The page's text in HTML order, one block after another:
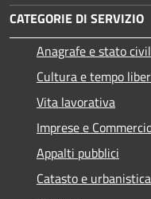
CATEGORIE DI SERVIZIO
Anagrafe e stato
Cultura e tempo
Vita lavorativa
Imprese e
Appalti pubblici
Catasto e urbanistica